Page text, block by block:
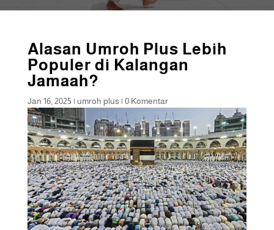
Alasan Umroh Plus Lebih
Populer di Kalangan
Jamaah?
Jan 16, 2025 | umroh plus| 0 Komentar